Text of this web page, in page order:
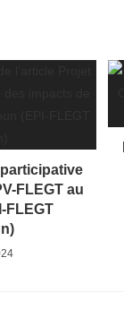
FLEGT au
FLEGT